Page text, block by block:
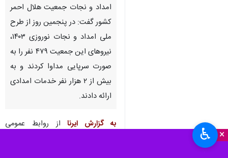
×
امداد و نجات جمعیت هلال احمر
کشور گفت: در پنجمین روز از طرح
ملی امداد و نجات نوروزی ۱۴۰۳،
نیروهای این جمعیت ۴۷۹ نفر را به
صورت سرپایی مداوا کردند و به
بیش از ۲ هزار نفر خدمات امدادی
ارائه دادند.
به گزارش ایرنااز روابط عمومی
♿︎